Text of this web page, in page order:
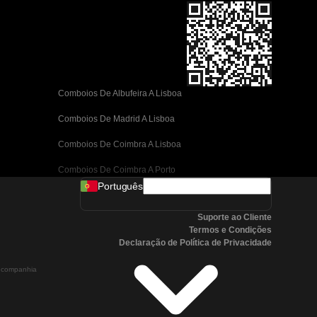
Comboios De Albufeira A Lisboa
Comboios De Madrid A Lisboa
Comboios De Coimbra A Lisboa
Comboios De Coimbra A Porto
Comboios De Valência A Barcelona
Comboios De Málaga A Barcelona
Comboios De Málaga A Madrid
Comboios De Córdoba A Madrid
Português
Suporte ao Cliente
Termos e Condições
Declaração de Política de Privacidade